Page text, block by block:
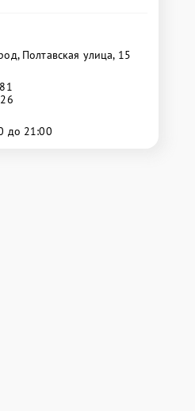
Полтавская улица, 15
до 21:00